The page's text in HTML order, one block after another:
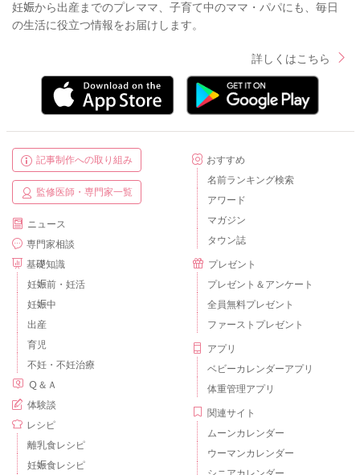
妊娠から出産までのプレママ、子育て中のママ・パパにも、毎日
の生活に役立つ情報をお届けします。
詳しくはこちら
記事制作への取り組み
監修医師・専門家一覧
ニュース
専門家相談
基礎知識
妊娠前・妊活
妊娠中
出産
育児
不妊・不妊治療
Ｑ＆Ａ
体験談
レシピ
離乳食レシピ
妊娠食レシピ
おすすめ
名前ランキング検索
アワード
マガジン
タウン誌
プレゼント
プレゼント＆アンケート
全員無料プレゼント
ファーストプレゼント
アプリ
ベビーカレンダーアプリ
体重管理アプリ
関連サイト
ムーンカレンダー
ウーマンカレンダー